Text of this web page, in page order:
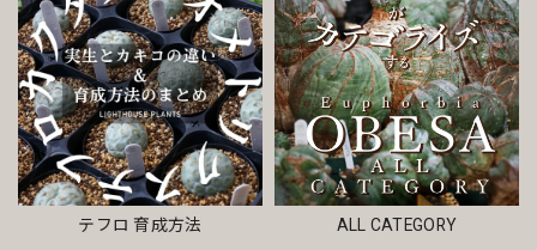
テフロ 育成方法 ALL CATEGORY